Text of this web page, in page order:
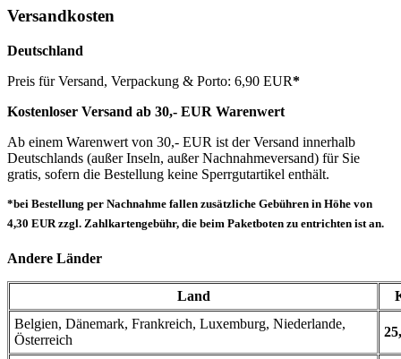
Versandkosten
Deutschland
Preis für Versand, Verpackung & Porto: 6,90 EUR*
Kostenloser Versand ab 30,- EUR Warenwert
Ab einem Warenwert von 30,- EUR ist der Versand innerhalb
Deutschlands (außer Inseln, außer Nachnahmeversand) für Sie
gratis, sofern die Bestellung keine Sperrgutartikel enthält.
*bei Bestellung per Nachnahme fallen zusätzliche Gebühren in Höhe von
4,30 EUR zzgl. Zahlkartengebühr, die beim Paketboten zu entrichten ist an.
Andere Länder
Land
Belgien, Dänemark, Frankreich, Luxemburg, Niederlande,
Österreich